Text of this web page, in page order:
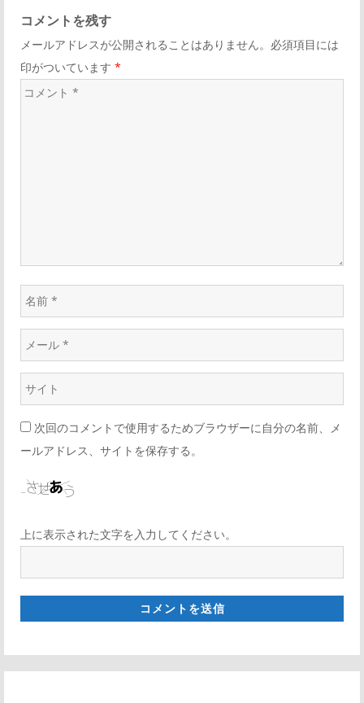
コメントを残す
メールアドレスが公開されることはありません。必須項目には
印がついています *
次回のコメントで使用するためブラウザーに自分の名前、メ
ールアドレス、サイトを保存する。
上に表示された文字を入力してください。